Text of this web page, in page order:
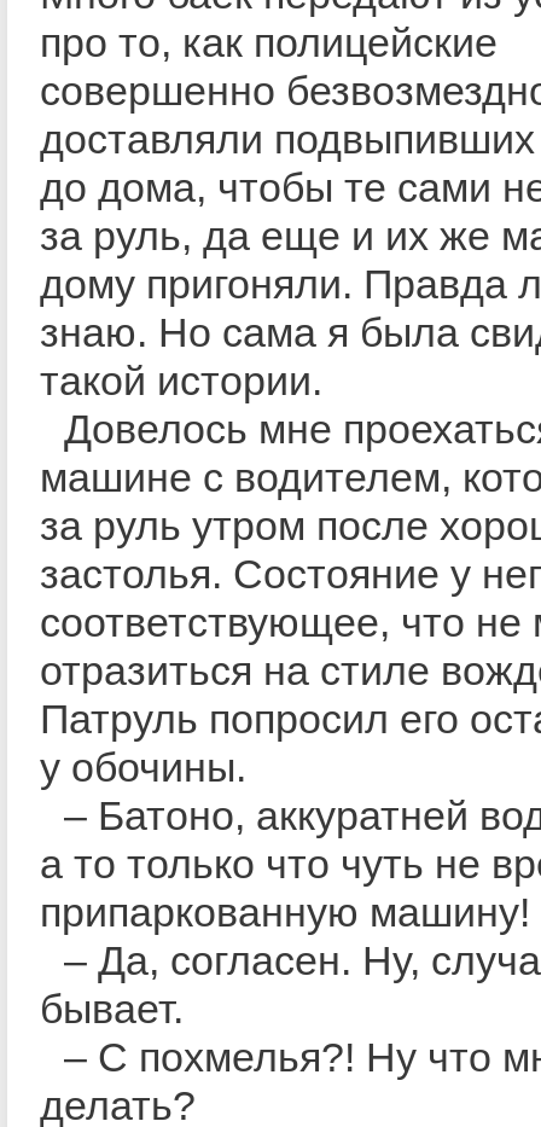
про то, как полицейские
совершенно
доставляли
до дома, чтобы те сами
за руль, да еще и их же
дому пригоняли. Правда
знаю. Но сама я была
такой истории.
Довелось мне
машине с водителем,
за руль утром после
застолья. Состояние у
соответствующее, что не
отразиться на стиле
Патруль попросил его
у обочины.
– Батоно, аккуратней
а то только что чуть не
припаркованную машину!
– Да, согласен. Ну,
бывает.
– С похмелья?! Ну что
делать?